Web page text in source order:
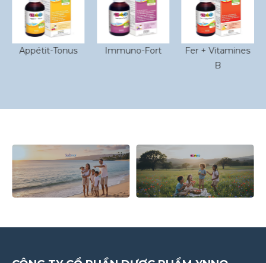
Appétit-Tonus Immuno-Fort
Fer + Vitamines
B